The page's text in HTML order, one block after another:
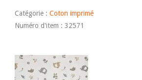
Catégorie : Coton imprimé
Numéro d'item : 32571